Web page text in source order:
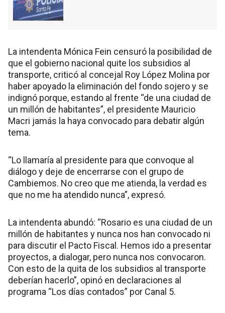
La intendenta Mónica Fein censuró la posibilidad de
que el gobierno nacional quite los subsidios al
transporte, criticó al concejal Roy López Molina por
haber apoyado la eliminación del fondo sojero y se
indignó porque, estando al frente “de una ciudad de
un millón de habitantes”, el presidente Mauricio
Macri jamás la haya convocado para debatir algún
tema.
“Lo llamaría al presidente para que convoque al
diálogo y deje de encerrarse con el grupo de
Cambiemos. No creo que me atienda, la verdad es
que no me ha atendido nunca”, expresó.
La intendenta abundó: “Rosario es una ciudad de un
millón de habitantes y nunca nos han convocado ni
para discutir el Pacto Fiscal. Hemos ido a presentar
proyectos, a dialogar, pero nunca nos convocaron.
Con esto de la quita de los subsidios al transporte
deberían hacerlo”, opinó en declaraciones al
programa “Los días contados” por Canal 5.